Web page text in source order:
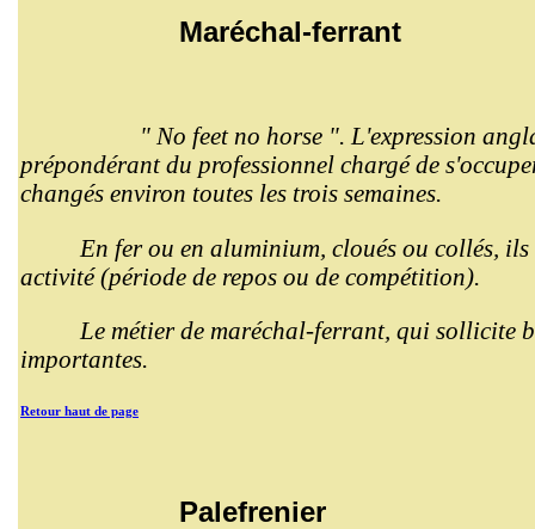
Maréchal-ferrant
" No feet no horse ". L'expression
prépondérant du professionnel chargé de
changés environ toutes les trois semaines.
En fer ou en aluminium, cloués ou collés,
activité (période de repos ou de compétition).
Le métier de maréchal-ferrant, qui sollicite
importantes.
Retour haut de page
Palefrenier